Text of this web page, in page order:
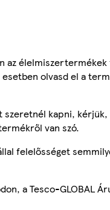
az élelmiszertermékek
olvasd el a
szeretnél kapni, kérjük,
van szó.
felelősséget
a Tesco-GLOBAL